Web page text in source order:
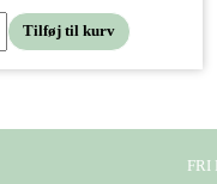
Tilføj til kurv
FRI